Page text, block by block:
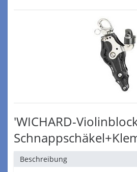
'WICHARD-
Beschreibung